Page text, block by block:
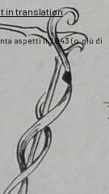
in translation
aspetti il 2043 (o giù di